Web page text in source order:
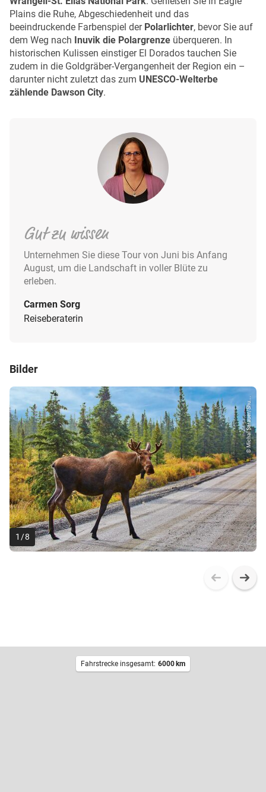
Plains die Ruhe, Abgeschiedenheit und das
beeindruckende Farbenspiel der Polarlichter, bevor Sie auf
dem Weg nach Inuvik die Polargrenze überqueren. In
historischen Kulissen einstiger El Dorados tauchen Sie
zudem in die Goldgräber-Vergangenheit der Region ein –
darunter nicht zuletzt das zum UNESCO-Welterbe
zählende Dawson City.
Gut zu wissen
Unternehmen Sie diese Tour von Juni bis Anfang
August, um die Landschaft in voller Blüte zu
erleben.
Carmen Sorg
Reiseberaterin
Bilder
© Michal Sarauer/Shu...
1 /8
Fahrstrecke insgesamt: 6000 km